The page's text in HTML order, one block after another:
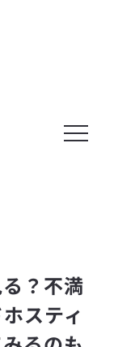
？不満
スティ